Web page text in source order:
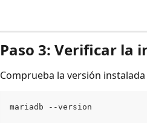
Paso 3: Verificar la
Comprueba la versión
mariadb --version